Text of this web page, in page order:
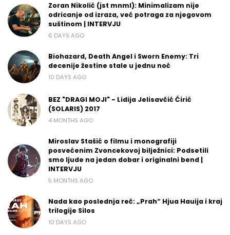
Zoran Nikolić (jst mnml): Minimalizam nije
odricanje od izraza, već potraga za njegovom
suštinom | INTERVJU
6 DAYS AGO
Biohazard, Death Angel i Sworn Enemy: Tri
decenije žestine stale u jednu noć
10 DAYS AGO
BEZ "DRAGI MOJI" - Lidija Jelisavčić Ćirić
(SOLARIS) 2017
4 MONTHS AGO
Miroslav Stašić o filmu i monografiji
posvećenim Zvoncekovoj bilježnici: Podsetili
smo ljude na jedan dobar i originalni bend |
INTERVJU
5 MONTHS AGO
Nada kao poslednja reč: „Prah“ Hjua Hauija i kraj
trilogije Silos
10 DAYS AGO